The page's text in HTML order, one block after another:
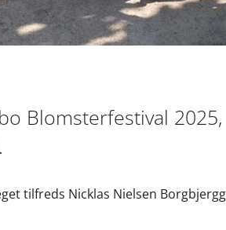
Blomsterfestival
tilfreds Nicklas Nielsen